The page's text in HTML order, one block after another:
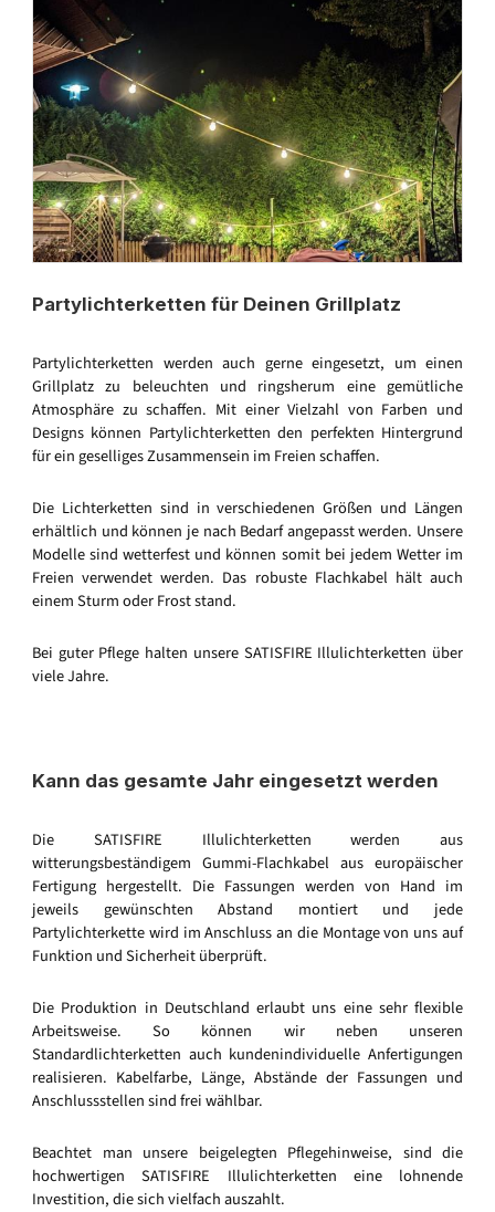
Partylichterketten für Deinen Grillplatz
Partylichterketten werden auch gerne eingesetzt, um einen
Grillplatz zu beleuchten und ringsherum eine gemütliche
Atmosphäre zu schaffen. Mit einer Vielzahl von Farben und
Designs können Partylichterketten den perfekten Hintergrund
für ein geselliges Zusammensein im Freien schaffen.
Die Lichterketten sind in verschiedenen Größen und Längen
erhältlich und können je nach Bedarf angepasst werden. Unsere
Modelle sind wetterfest und können somit bei jedem Wetter im
Freien verwendet werden. Das robuste Flachkabel hält auch
einem Sturm oder Frost stand.
Bei guter Pflege halten unsere SATISFIRE Illulichterketten über
viele Jahre.
Kann das gesamte Jahr eingesetzt werden
Die SATISFIRE Illulichterketten werden aus
witterungsbeständigem Gummi-Flachkabel aus europäischer
Fertigung hergestellt. Die Fassungen werden von Hand im
jeweils gewünschten Abstand montiert und jede
Partylichterkette wird im Anschluss an die Montage von uns auf
Funktion und Sicherheit überprüft.
Die Produktion in Deutschland erlaubt uns eine sehr flexible
Arbeitsweise. So können wir neben unseren
Standardlichterketten auch kundenindividuelle Anfertigungen
realisieren. Kabelfarbe, Länge, Abstände der Fassungen und
Anschlussstellen sind frei wählbar.
Beachtet man unsere beigelegten Pflegehinweise, sind die
hochwertigen SATISFIRE Illulichterketten eine lohnende
Investition, die sich vielfach auszahlt.